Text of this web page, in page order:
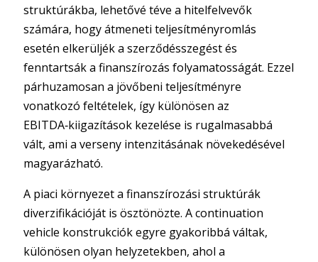
struktúrákba, lehetővé téve a hitelfelvevők
számára, hogy átmeneti teljesítményromlás
esetén elkerüljék a szerződésszegést és
fenntartsák a finanszírozás folyamatosságát. Ezzel
párhuzamosan a jövőbeni teljesítményre
vonatkozó feltételek, így különösen az
EBITDA‑kiigazítások kezelése is rugalmasabbá
vált, ami a verseny intenzitásának növekedésével
magyarázható.
A piaci környezet a finanszírozási struktúrák
diverzifikációját is ösztönözte. A continuation
vehicle konstrukciók egyre gyakoribbá váltak,
különösen olyan helyzetekben, ahol a